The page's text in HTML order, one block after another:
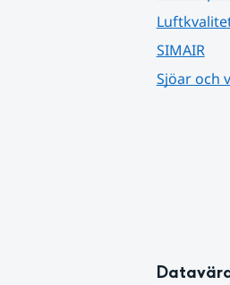
SIMAIR
Sjöar och